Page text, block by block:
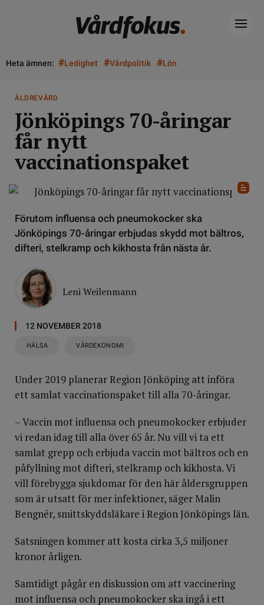
Heta ämnen: #Ledighet #Vårdpolitik #Lön
ÄLDREVÅRD
Jönköpings 70-åringar
får nytt
vaccinationspaket
Förutom influensa och pneumokocker ska
Jönköpings 70-åringar erbjudas skydd mot bältros,
difteri, stelkramp och kikhosta från nästa år.
Leni Weilenmann
12 NOVEMBER 2018
HÄLSA VÅRDEKONOMI
Under 2019 planerar Region Jönköping att införa
ett samlat vaccinationspaket till alla 70-åringar.
– Vaccin mot influensa och pneumokocker erbjuder
vi redan idag till alla över 65 år. Nu vill vi ta ett
samlat grepp och erbjuda vaccin mot bältros och en
påfyllning mot difteri, stelkramp och kikhosta. Vi
vill förebygga sjukdomar för den här åldersgruppen
som är utsatt för mer infektioner, säger Malin
Bengnér, smittskyddsläkare i Region Jönköpings län.
Satsningen kommer att kosta cirka 3,5 miljoner
kronor årligen.
Samtidigt pågår en diskussion om att vaccinering
mot influensa och pneumokocker ska ingå i ett